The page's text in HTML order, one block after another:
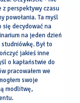
z perspektywy czasu
powołania. Ta myśl
się decydować na
na jeden dzień
Był to
jakieś inne
o kapłaństwie do
pracowałem we
swoje
modlitwę,